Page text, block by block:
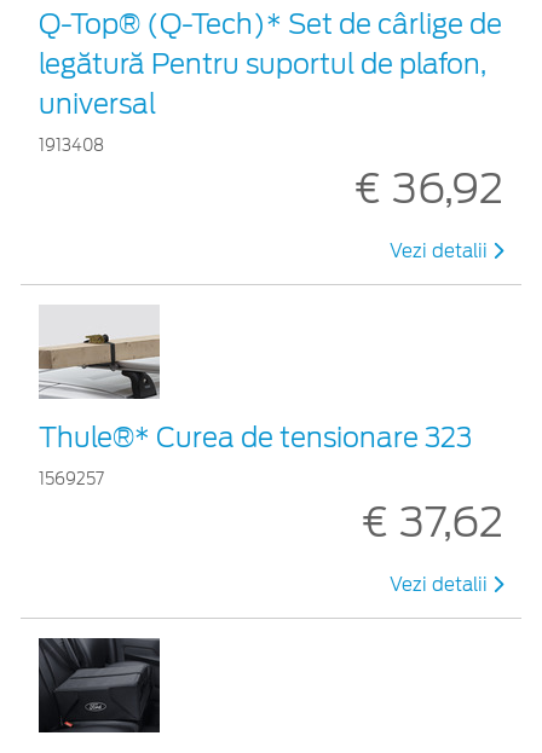
Q-Top® (Q-Tech)* Set de cârlige de
legătură Pentru suportul de plafon,
universal
1913408
€ 36,92
Vezi detalii
Thule®* Curea de tensionare 323
1569257
€ 37,62
Vezi detalii